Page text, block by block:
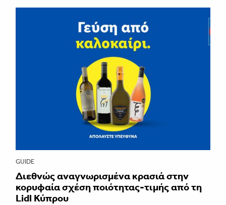
GUIDE
Διεθνώς αναγνωρισμένα κρασιά στην
κορυφαία σχέση ποιότητας-τιμής από τη
Lidl Κύπρου